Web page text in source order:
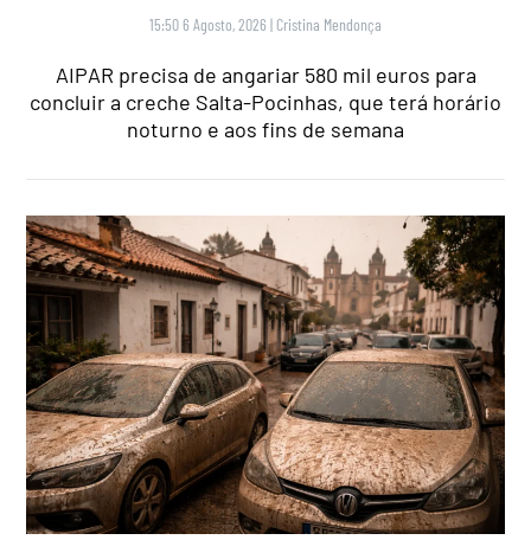
15:50 6 Agosto, 2026 | Cristina Mendonça
AIPAR precisa de angariar 580 mil euros para
concluir a creche Salta-Pocinhas, que terá horário
noturno e aos fins de semana